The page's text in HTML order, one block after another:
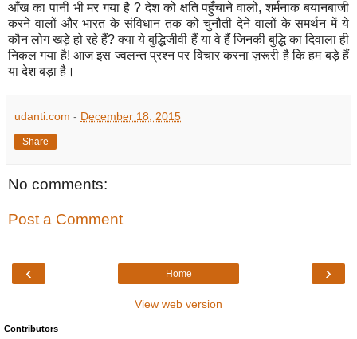
आँख का पानी भी मर गया है ?देश को क्षति पहुँचाने वालों,शर्मनाक बयानबाजी
करने वालों और भारत के संविधान तक को चुनौती देने वालों के समर्थन में ये
कौन लोग खड़े हो रहे हैं?क्या ये बुद्धिजीवी हैं या वे हैं जिनकी बुद्धि का दिवाला ही
निकल गया है!आज इस ज्वलन्त प्रश्न पर विचार करना ज़रूरी है कि हम बड़े हैं
या देश बड़ा है।
udanti.com - December 18, 2015
Share
No comments:
Post a Comment
‹ ›
Home
View web version
Contributors